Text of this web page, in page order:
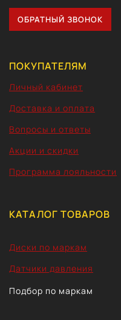
ОБРАТНЫЙ ЗВОНОК
ПОКУПАТЕЛЯМ
Личный кабинет
Доставка и оплата
Вопросы и ответы
Акции и скидки
Программа лояльности
КАТАЛОГ ТОВАРОВ
Диски по маркам
Датчики давления
Подбор по маркам